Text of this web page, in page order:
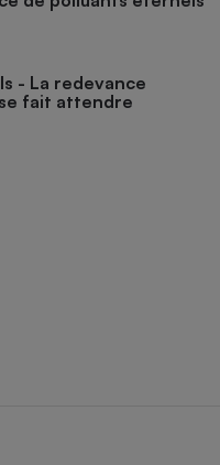
- La redevance
fait attendre